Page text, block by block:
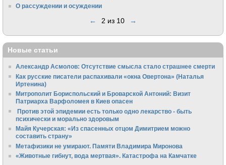
О рассуждении и осуждении
← 2 из 10 →
Новые статьи
Александр Асмолов: Отсутствие смысла стало страшнее смерти
Как русские писатели распахивали «окна Овертона» (Наталья
Иртенина)
Митрополит Бориспольский и Броварской Антоний: Визит
Патриарха Варфоломея в Киев опасен
Против этой эпидемии есть только одно лекарство - быть
психически и морально здоровым
Майя Кучерская: «Из спасенных отцом Димитрием можно
составить страну»
Метафизики не умирают. Памяти Владимира Миронова
«Животные гибнут, вода мертвая». Катастрофа на Камчатке